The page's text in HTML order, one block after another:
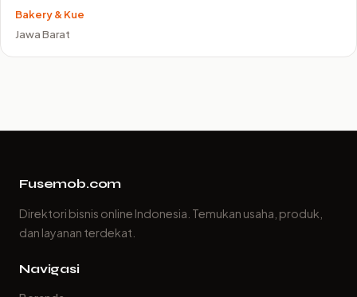
Bakery & Kue
Jawa Barat
Fusemob.com
Direktori bisnis online Indonesia. Temukan usaha, produk,
dan layanan terdekat.
Navigasi